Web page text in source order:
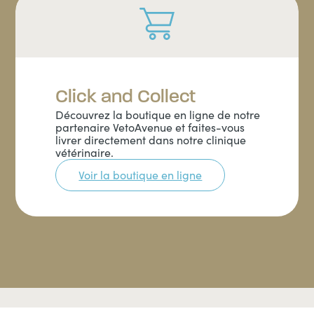
Click and Collect
Découvrez la boutique en ligne de notre
partenaire VetoAvenue et faites-vous
livrer directement dans notre clinique
vétérinaire.
Voir la boutique en ligne